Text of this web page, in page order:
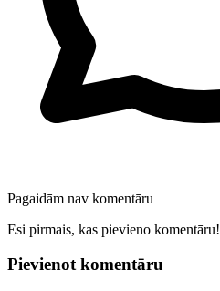
Pagaidām nav komentāru
Esi pirmais, kas pievieno komentāru!
Pievienot komentāru